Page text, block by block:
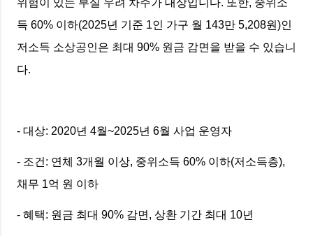
위험이 있는 부실 우려 차주가 대상입니다. 또한, 중위소
득 60% 이하(2025년 기준 1인 가구 월 143만 5,208원)인
저소득 소상공인은 최대 90% 원금 감면을 받을 수 있습니
다.
- 대상: 2020년 4월~2025년 6월 사업 운영자
- 조건: 연체 3개월 이상, 중위소득 60% 이하(저소득층),
채무 1억 원 이하
- 혜택: 원금 최대 90% 감면, 상환 기간 최대 10년